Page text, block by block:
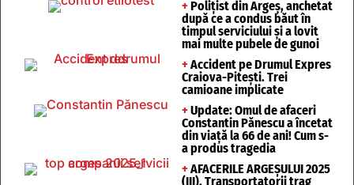
+ Polițist din Argeș, anchetat
după ce a condus băut în
timpul serviciului și a lovit
mai multe pubele de gunoi
+ Accident pe Drumul Expres
Craiova-Pitești. Trei
camioane implicate
+ Update: Omul de afaceri
Constantin Pănescu a încetat
din viață la 66 de ani! Cum s-
a produs tragedia
+ AFACERILE ARGEȘULUI 2025
(III). Transportatorii trag